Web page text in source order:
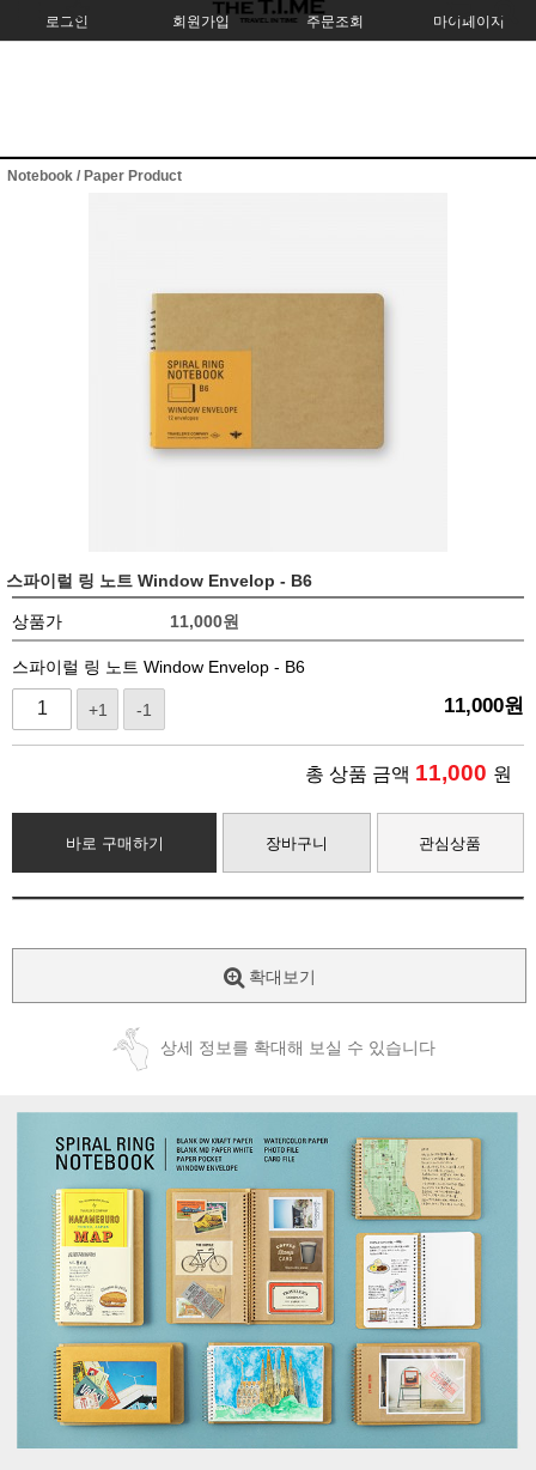
로그인 회원가입 주문조회 마이페이지
Notebook / Paper Product
스파이럴 링 노트 Window Envelop - B6
상품가 11,000원
스파이럴 링 노트 Window Envelop - B6
+1 -1 11,000원
총 상품 금액 11,000 원
바로 구매하기 장바구니 관심상품
확대보기
상세 정보를 확대해 보실 수 있습니다